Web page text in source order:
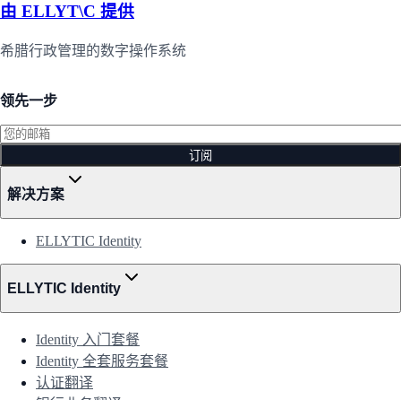
由 ELLYT\C 提供
希腊行政管理的数字操作系统
领先一步
订阅
解决方案
ELLYTIC Identity
ELLYTIC Identity
Identity 入门套餐
Identity 全套服务套餐
认证翻译